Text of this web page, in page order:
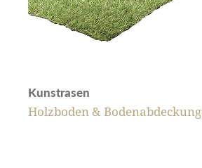
Kunstrasen
Holzboden & Bodenabdeckung